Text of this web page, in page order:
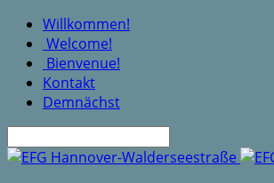
Willkommen!
Welcome!
Bienvenue!
Kontakt
Demnächst